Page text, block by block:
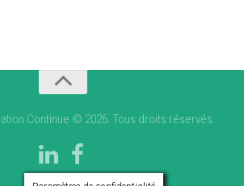
Continue © 2026. Tous droits réservés.